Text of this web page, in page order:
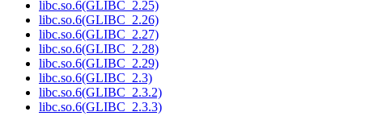
libc.so.6(GLIBC_2.25)
libc.so.6(GLIBC_2.26)
libc.so.6(GLIBC_2.27)
libc.so.6(GLIBC_2.28)
libc.so.6(GLIBC_2.29)
libc.so.6(GLIBC_2.3)
libc.so.6(GLIBC_2.3.2)
libc.so.6(GLIBC_2.3.3)